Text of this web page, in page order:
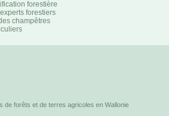
forestière
experts forestiers
champêtres
de forêts et de terres agricoles en Wallonie